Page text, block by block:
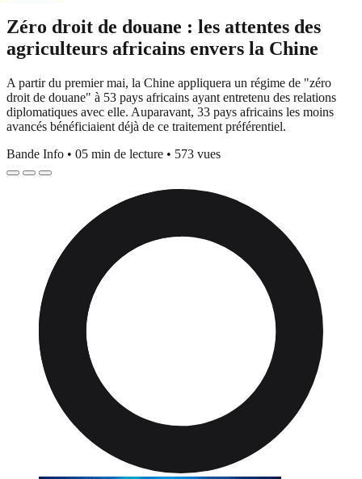
Zéro droit de douane : les attentes des
agriculteurs africains envers la Chine
A partir du premier mai, la Chine appliquera un régime de "zéro
droit de douane" à 53 pays africains ayant entretenu des relations
diplomatiques avec elle. Auparavant, 33 pays africains les moins
avancés bénéficiaient déjà de ce traitement préférentiel.
Bande Info • 05 min de lecture • 573 vues